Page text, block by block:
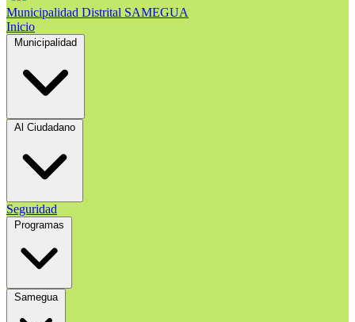
Municipalidad Distrital SAMEGUA
Inicio
Municipalidad
Al Ciudadano
Seguridad
Programas
Samegua